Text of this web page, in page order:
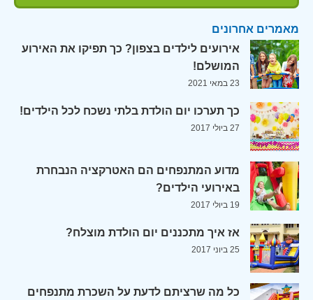
מאמרים אחרונים
אירועים לילדים בצפון? כך תפיקו את האירוע
המושלם!
23 במאי 2021
כך תערכו יום הולדת בלתי נשכח לכל הילדים!
27 ביולי 2017
מדוע המתנפחים הם האטרקציה הנבחרת
באירועי הילדים?
19 ביולי 2017
אז איך מתכננים יום הולדת מוצלח?
25 ביוני 2017
כל מה שרציתם לדעת על השכרת מתנפחים